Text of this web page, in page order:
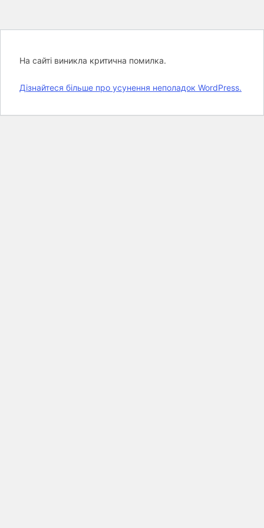
На сайті виникла критична помилка.
Дізнайтеся більше про усунення неполадок WordPress.